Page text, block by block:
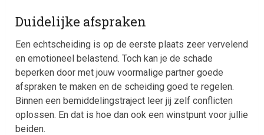
Duidelijke afspraken
Een echtscheiding is op de eerste plaats zeer vervelend
en emotioneel belastend. Toch kan je de schade
beperken door met jouw voormalige partner goede
afspraken te maken en de scheiding goed te regelen.
Binnen een bemiddelingstraject leer jij zelf conflicten
oplossen. En dat is hoe dan ook een winstpunt voor jullie
beiden.